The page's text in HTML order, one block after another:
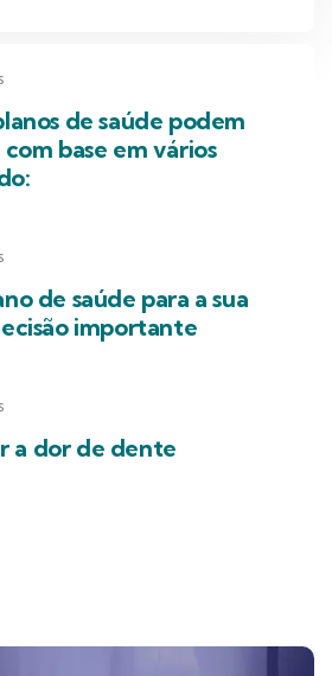
de saúde podem
base em vários
de saúde para a sua
importante
a dor de dente